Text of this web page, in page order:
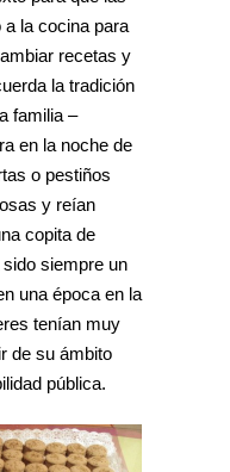
a la cocina para
recetas y
la tradición
familia –
en la noche de
o pestiños
y reían
copita de
siempre un
una época en la
tenían muy
de su ámbito
pública.